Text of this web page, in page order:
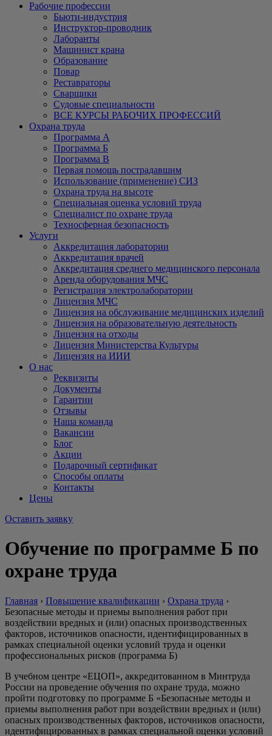
Рабочие профессии
Бьюти-индустрия
Инструктор-проводник
Лаборанты
Машинист крана
Образование
Повар
Реставраторы
Сварщики
Судовые специальности
ВСЕ КУРСЫ РАБОЧИХ ПРОФЕССИЙ
Охрана труда
Программа А
Программа Б
Программа В
Первая помощь пострадавшим
Использование (применение) СИЗ
Охрана труда на высоте
Специальная оценка условий труда
Специалист по охране труда
Техносферная безопасность
Услуги
Аккредитация лаборатории
Аккредитация врачей
Аккредитация среднего медицинского персонала
Аренда оборудования МЧС
Регистрация электролаборатории
Лицензия МЧС
Лицензия на обслуживание медицинских изделий
Лицензия на образовательную деятельность
Лицензия на отходы
Лицензия Министерства Культуры
Лицензия на ИИИ
О нас
Реквизиты
Документы
Гарантии
Отзывы
Наша команда
Вакансии
Блог
Акции
Подарочный сертификат
Способы оплаты
Контакты
Цены
Оставить заявку
Обучение по программе Б по
охране труда
Главная › Повышение квалификации › Охрана труда ›
Безопасные методы и приемы выполнения работ при
воздействии вредных и (или) опасных производственных
факторов, источников опасности, идентифицированных в
рамках специальной оценки условий труда и оценки
профессиональных рисков (программа Б)
В учебном центре «ЕЦОП», аккредитованном в Минтруда
России на проведение обучения по охране труда, можно
пройти подготовку по программе Б «Безопасные методы и
приемы выполнения работ при воздействии вредных и (или)
опасных производственных факторов, источников опасности,
идентифицированных в рамках специальной оценки условий